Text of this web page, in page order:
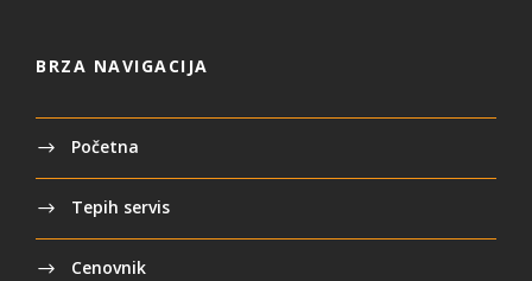
BRZA NAVIGACIJA
Početna
Tepih servis
Cenovnik